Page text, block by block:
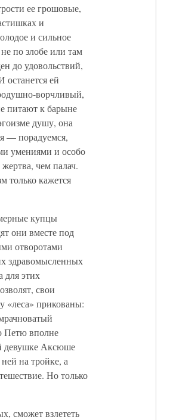
ее грошовые,
и
и сильное
по злобе или там
до удовольствий,
останется ей
ворчливый,
питают к барыне
душу, она
— порадуемся,
умениями и особо
чем палач.
только кажется
купцы
они вместе под
отворотами
здравомысленных
для этих
свои
«леса» прикованы:
Петю вполне
девушке Аксюше
на тройке, а
Но только
сможет взлететь